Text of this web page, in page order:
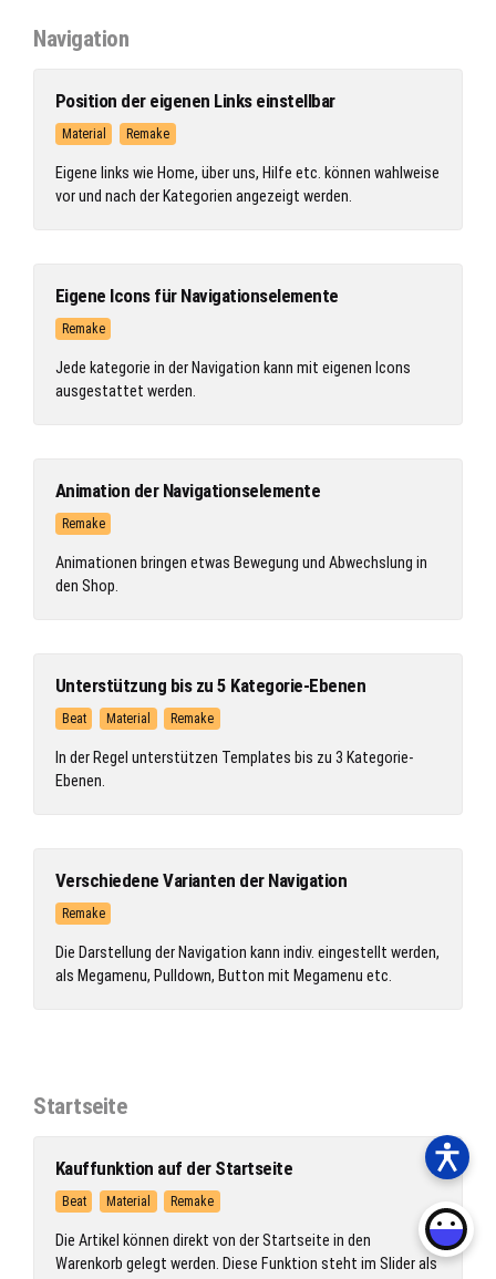
Navigation
Position der eigenen Links einstellbar
Material Remake
Eigene links wie Home, über uns, Hilfe etc. können wahlweise
vor und nach der Kategorien angezeigt werden.
Eigene Icons für Navigationselemente
Remake
Jede kategorie in der Navigation kann mit eigenen Icons
ausgestattet werden.
Animation der Navigationselemente
Remake
Animationen bringen etwas Bewegung und Abwechslung in
den Shop.
Unterstützung bis zu 5 Kategorie-Ebenen
Beat Material Remake
In der Regel unterstützen Templates bis zu 3 Kategorie-
Ebenen.
Verschiedene Varianten der Navigation
Remake
Die Darstellung der Navigation kann indiv. eingestellt werden,
als Megamenu, Pulldown, Button mit Megamenu etc.
Startseite
Kauffunktion auf der Startseite
Beat Material Remake
Die Artikel können direkt von der Startseite in den
Warenkorb gelegt werden. Diese Funktion steht im Slider als